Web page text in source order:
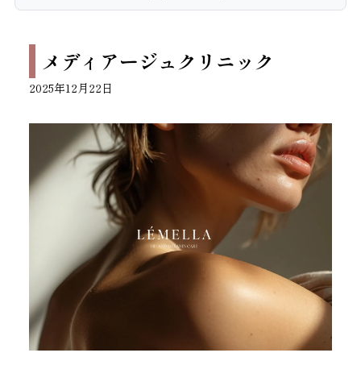
メディアージュクリニック
2025年12月22日